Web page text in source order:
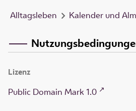
Alltagsleben
Kalender und
Lizenz
Public Domain Mark 1.0